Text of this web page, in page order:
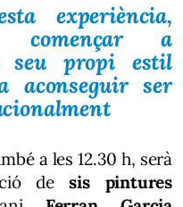
experiència,
començar a
seu propi estil
aconseguir ser
a les 12.30 h, serà
desis pintures